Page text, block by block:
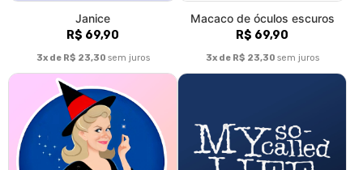
Janice
R$ 69,90
3x de R$ 23,30 sem juros
Macaco de óculos escuros
R$ 69,90
3x de R$ 23,30 sem juros